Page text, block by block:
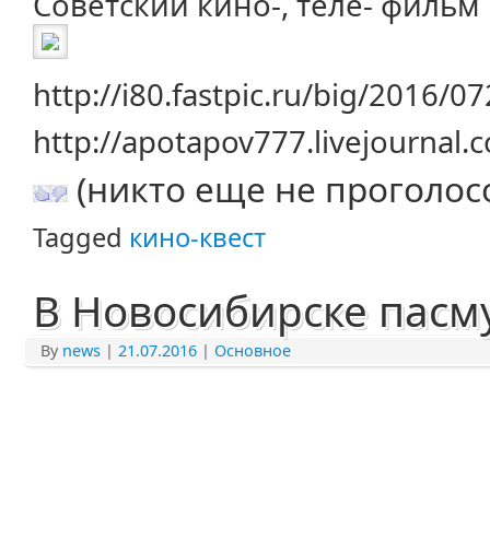
http://i80.fastpic.ru/big/2016/
http://
(никто еще не
Tagged кино-квест
В Новосибирске
By news | 21.07.2016 | Основное